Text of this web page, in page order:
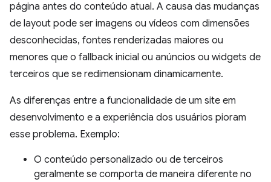
página antes do conteúdo atual. A causa das mudanças
de layout pode ser imagens ou vídeos com dimensões
desconhecidas, fontes renderizadas maiores ou
menores que o fallback inicial ou anúncios ou widgets de
terceiros que se redimensionam dinamicamente.
As diferenças entre a funcionalidade de um site em
desenvolvimento e a experiência dos usuários pioram
esse problema. Exemplo:
O conteúdo personalizado ou de terceiros
geralmente se comporta de maneira diferente no